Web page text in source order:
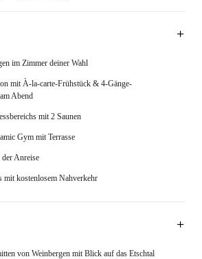
im Zimmer deiner Wahl
mit À-la-carte-Frühstück & 4-Gänge-
Abend
mit 2 Saunen
Gym mit Terrasse
Anreise
mit kostenlosem Nahverkehr
von Weinbergen mit Blick auf das Etschtal